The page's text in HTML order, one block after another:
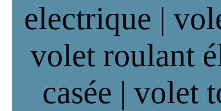
electrique |
volet roulant
casée | volet